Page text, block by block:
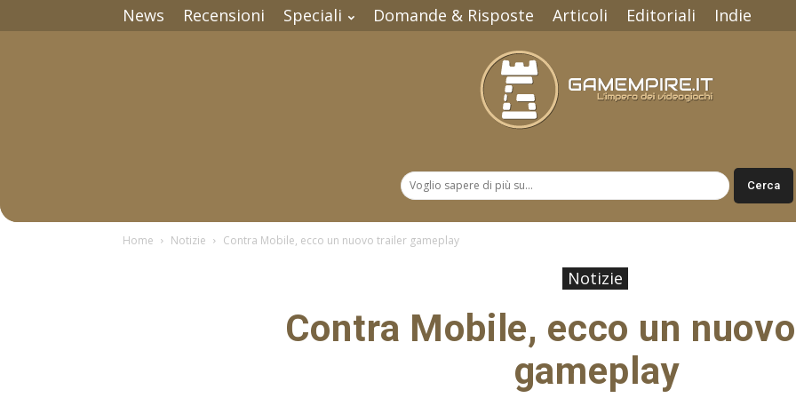
News Recensioni Speciali Domande & Risposte Articoli Editoriali Indie
Home Notizie Contra Mobile, ecco un nuovo trailer gameplay
Notizie
Contra Mobile, ecco un
gameplay